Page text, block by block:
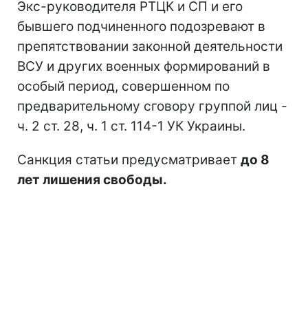
Экс-руководителя РТЦК и СП и его
бывшего подчиненного подозревают в
препятствовании законной деятельности
ВСУ и других военных формирований в
особый период, совершенном по
предварительному сговору группой лиц -
ч. 2 ст. 28, ч. 1 ст. 114-1 УК Украины.
Санкция статьи предусматривает до 8
лет лишения свободы.